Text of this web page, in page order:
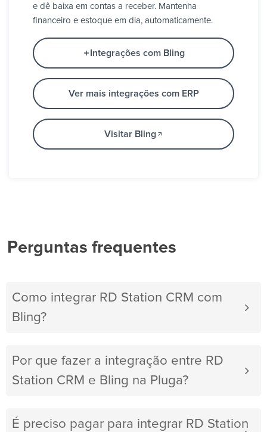
e dê baixa em contas a receber. Mantenha
financeiro e estoque em dia, automaticamente.
Integrações com Bling
Ver mais integrações com ERP
Visitar Bling
Perguntas frequentes
Como integrar RD Station CRM com
Bling?
Por que fazer a integração entre RD
Station CRM e Bling na Pluga?
É preciso pagar para integrar RD Station